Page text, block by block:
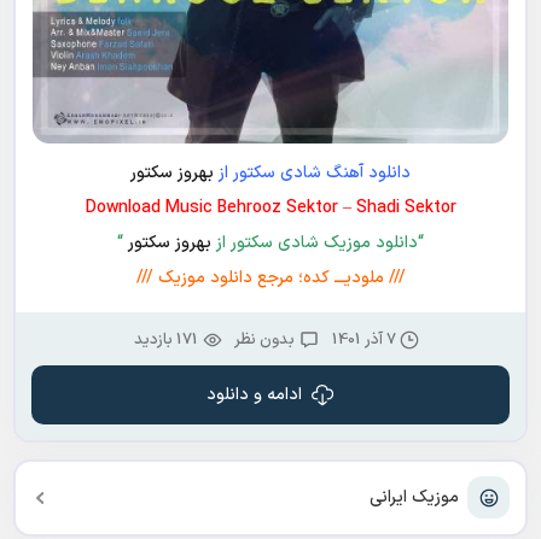
موزیک ایرانی
دانلود آهنگ شادی سکتور از بهروز سکتور
Download Music Behrooz Sektor – Shadi Sektor
“دانلود موزیک شادی سکتور از بهروز سکتور “
/// ملودیـــ کده؛ مرجع دانلود موزیک ///
7 آذر 1401 بدون نظر 171 بازدید
ادامه و دانلود